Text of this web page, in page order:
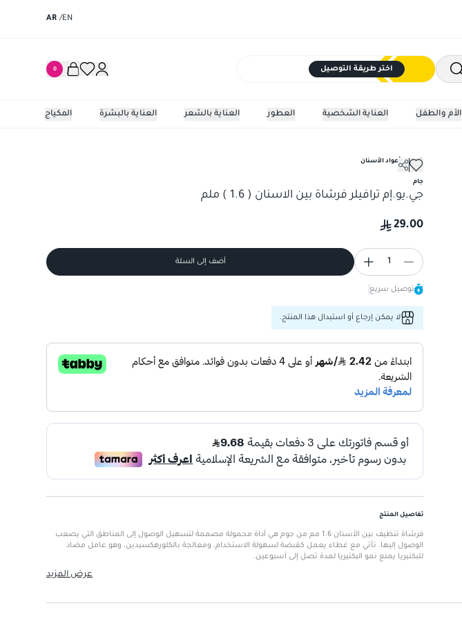
EN
/
AR
اختر طريقة التوصيل 0
المكياج العناية بالبشرة العناية بالشعر العطور العناية الشخصية الأم والطفل
جي.يو.إم ترافيلر فرشاة بين الاسنان ( 1.6 ) ملم
خيوط و أعواد الأسنان
جام
جي.يو.إم ترافيلر فرشاة بين الاسنان ( 1.6 ) ملم
29.00
1 أضف إلى السلة
توصيل سريع
لا يمكن إرجاع أو استبدال هذا المنتج.
تفاصيل المنتج
فرشاة تنظيف بين الأسنان 1.6 مم من جوم هي أداة محمولة مصممة لتسهيل الوصول إلى المناطق التي يصعب
الوصول إليها. تأتي مع غطاء يعمل كقبضة لسهولة الاستخدام، ومعالجة بالكلورهكسيدين، وهو عامل مضاد
للبكتيريا يمنع نمو البكتيريا لمدة تصل إلى أسبوعين.
حماية مضادة للبكتيريا: توفر نظافة فعالة وطويلة الأمد
عرض المزيد